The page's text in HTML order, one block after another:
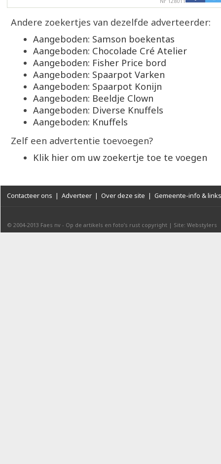
Andere zoekertjes van dezelfde adverteerder:
Aangeboden: Samson boekentas
Aangeboden: Chocolade Cré Atelier
Aangeboden: Fisher Price bord
Aangeboden: Spaarpot Varken
Aangeboden: Spaarpot Konijn
Aangeboden: Beeldje Clown
Aangeboden: Diverse Knuffels
Aangeboden: Knuffels
Zelf een advertentie toevoegen?
Klik hier om uw zoekertje toe te voegen
Contacteer ons | Adverteer | Over deze site | Gemeente-info & links
© 2004-2013 Faes nv - Op de artikels en foto’s rust copyright | Site: Webstylers